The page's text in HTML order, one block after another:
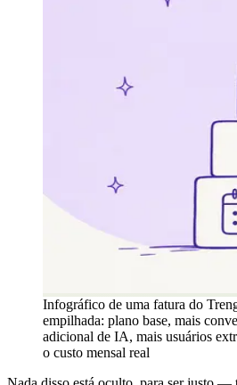
Infográfico de uma fatura do
empilhada: plano base, mais
adicional de IA, mais usuários
o custo mensal real